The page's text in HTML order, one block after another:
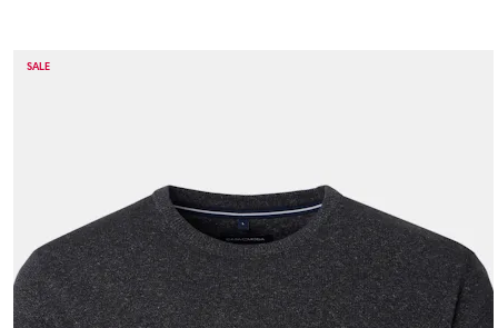
SALE